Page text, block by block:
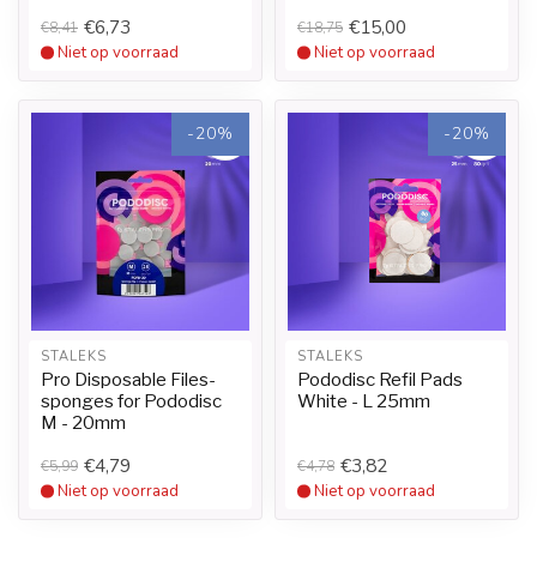
€8,41 €6,73
Niet op voorraad
€18,75 €15,00
Niet op voorraad
-20%
STALEKS
Pro Disposable Files-
sponges for Pododisc
M - 20mm
€5,99 €4,79
Niet op voorraad
-20%
STALEKS
Pododisc Refil Pads
White - L 25mm
€4,78 €3,82
Niet op voorraad